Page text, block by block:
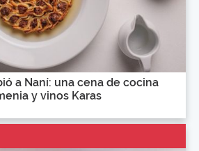
a Naní: una cena de cocina
y vinos Karas